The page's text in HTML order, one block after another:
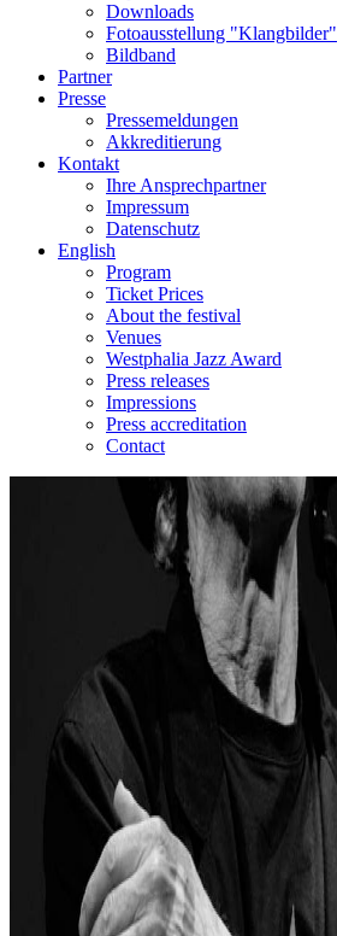
Downloads
Fotoausstellung "Klangbilder"
Bildband
Partner
Presse
Pressemeldungen
Akkreditierung
Kontakt
Ihre Ansprechpartner
Impressum
Datenschutz
English
Program
Ticket Prices
About the festival
Venues
Westphalia Jazz Award
Press releases
Impressions
Press accreditation
Contact